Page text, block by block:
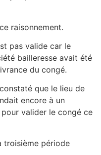
raisonnement.
pas valide car le
bailleresse avait été
du congé.
que le lieu de
encore à un
valider le congé ce
troisième période